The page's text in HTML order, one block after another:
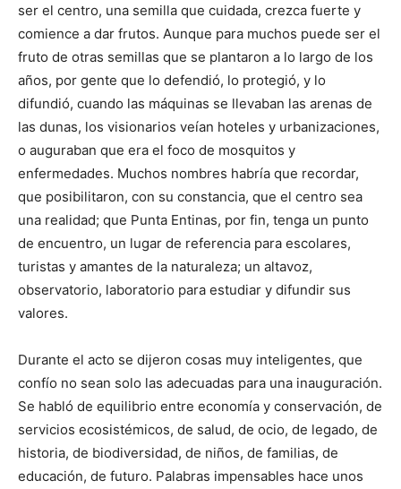
ser el centro, una semilla que cuidada, crezca fuerte y
comience a dar frutos. Aunque para muchos puede ser el
fruto de otras semillas que se plantaron a lo largo de los
años, por gente que lo defendió, lo protegió, y lo
difundió, cuando las máquinas se llevaban las arenas de
las dunas, los visionarios veían hoteles y urbanizaciones,
o auguraban que era el foco de mosquitos y
enfermedades. Muchos nombres habría que recordar,
que posibilitaron, con su constancia, que el centro sea
una realidad; que Punta Entinas, por fin, tenga un punto
de encuentro, un lugar de referencia para escolares,
turistas y amantes de la naturaleza; un altavoz,
observatorio, laboratorio para estudiar y difundir sus
valores.
Durante el acto se dijeron cosas muy inteligentes, que
confío no sean solo las adecuadas para una inauguración.
Se habló de equilibrio entre economía y conservación, de
servicios ecosistémicos, de salud, de ocio, de legado, de
historia, de biodiversidad, de niños, de familias, de
educación, de futuro. Palabras impensables hace unos